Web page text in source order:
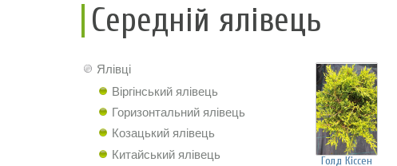
Середній ялівець
Ялівці
Віргінський ялівець
Горизонтальний ялівець
Козацький ялівець
Китайський ялівець
Голд Кіссен